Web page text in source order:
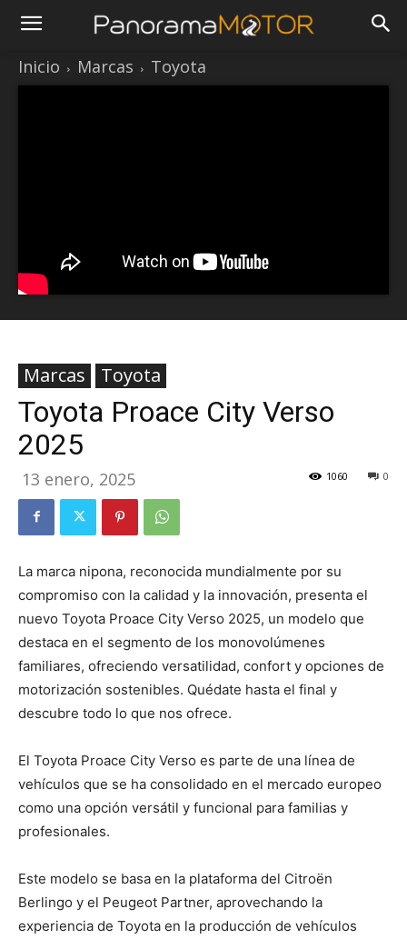
Inicio Marcas Toyota
Marcas Toyota
Toyota Proace City Verso
2025
13 enero, 2025 0
1060
La marca nipona, reconocida mundialmente por su
compromiso con la calidad y la innovación, presenta el
nuevo Toyota Proace City Verso 2025, un modelo que
destaca en el segmento de los monovolúmenes
familiares, ofreciendo versatilidad, confort y opciones de
motorización sostenibles. Quédate hasta el final y
descubre todo lo que nos ofrece.
El Toyota Proace City Verso es parte de una línea de
vehículos que se ha consolidado en el mercado europeo
como una opción versátil y funcional para familias y
profesionales.
Este modelo se basa en la plataforma del Citroën
Berlingo y el Peugeot Partner, aprovechando la
experiencia de Toyota en la producción de vehículos